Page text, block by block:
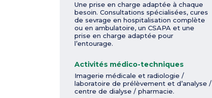
Une prise en charge adaptée à chaque
besoin. Consultations spécialisées, cures
de sevrage en hospitalisation complète
ou en ambulatoire, un CSAPA et une
prise en charge adaptée pour
l’entourage.
Activités médico-techniques
Imagerie médicale et radiologie /
laboratoire de prélèvement et d’analyse /
centre de dialyse / pharmacie.